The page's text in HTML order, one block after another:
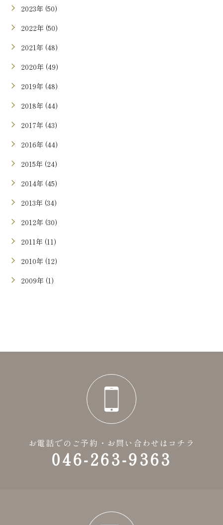
2023年 (50)
2022年 (50)
2021年 (48)
2020年 (49)
2019年 (48)
2018年 (44)
2017年 (43)
2016年 (44)
2015年 (24)
2014年 (45)
2013年 (34)
2012年 (30)
2011年 (11)
2010年 (12)
2009年 (1)
お電話でのご予約・お問い合わせはコチラ
046-263-9363